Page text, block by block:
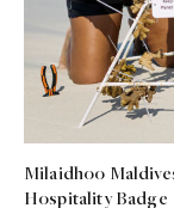
Milaidhoo
Hospitality Badge